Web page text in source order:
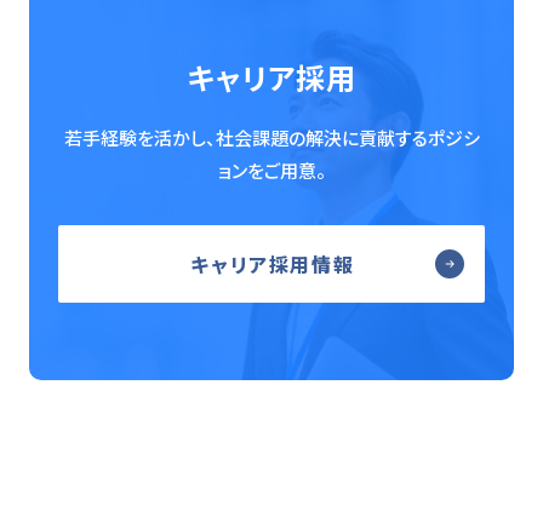
キャリア採用
若手経験を活かし、社会課題の解決に貢献するポジシ
ョンをご用意。
キャリア採用情報